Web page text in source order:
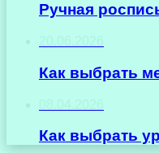
Ручная
Как выбрать
Как выбрать